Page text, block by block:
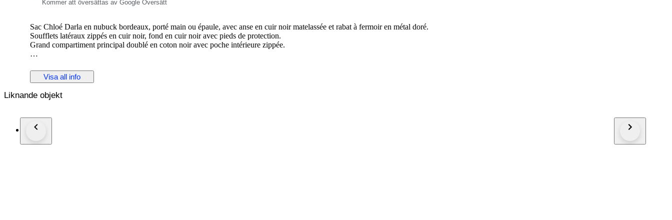
Kommer att översättas av Google Översätt
Sac Chloé Darla en nubuck bordeaux, porté main ou épaule, avec anse en cuir noir matelassée et rabat à fermoir en métal doré.
Soufflets latéraux zippés en cuir noir, fond en cuir noir avec pieds de protection.
Grand compartiment principal doublé en coton noir avec poche intérieure zippée.
Issu des ventes privées. Légère patine du nubuck signalée.
Visa all info
Liknande objekt